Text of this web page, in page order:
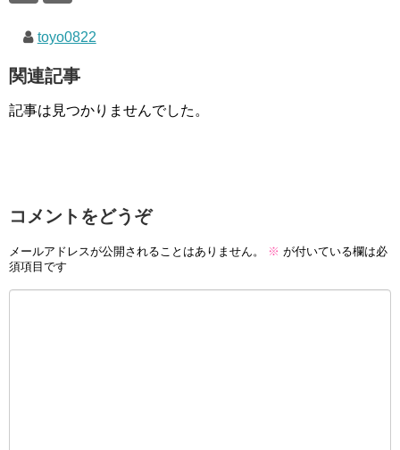
toyo0822
関連記事
記事は見つかりませんでした。
コメントをどうぞ
メールアドレスが公開されることはありません。 ※ が付いている欄は必
須項目です